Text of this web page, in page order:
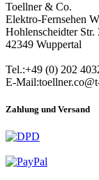
Toellner & Co.
Elektro-Fernsehen
Hohlenscheidter Str.
42349 Wuppertal
Tel.:+49 (0) 202
E-
Zahlung und Versand